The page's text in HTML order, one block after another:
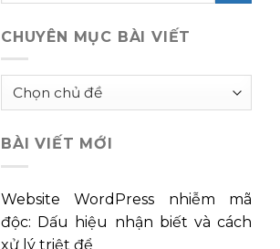
CHUYÊN MỤC BÀI VIẾT
Chuyên
viết
BÀI VIẾT MỚI
Website WordPress nhiễm mã
độc: Dấu hiệu nhận biết và cách
xử lý triệt để